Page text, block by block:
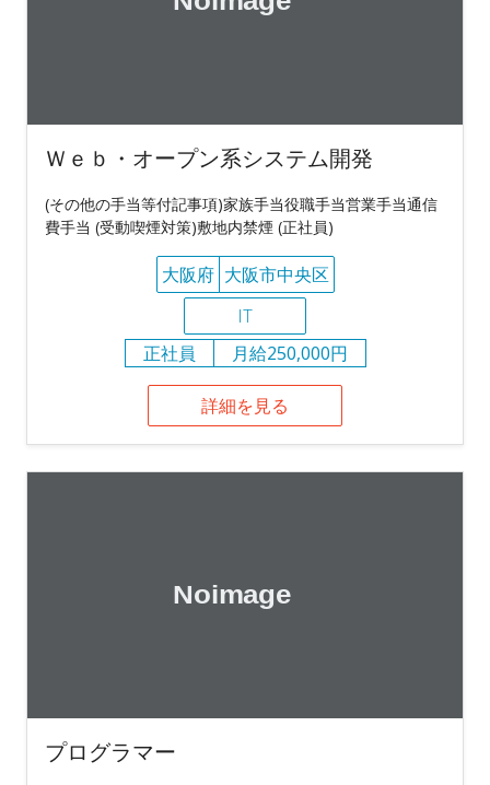
Ｗｅｂ・オープン系システム開発
(その他の手当等付記事項)家族手当役職手当営業手当通信
費手当 (受動喫煙対策)敷地内禁煙 (正社員)
大阪府 大阪市中央区
IT
正社員
月給250,000円
詳細を見る
プログラマー